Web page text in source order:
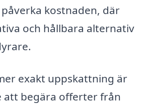
påverka kostnaden, där
och hållbara alternativ
exakt uppskattning är
att begära offerter från